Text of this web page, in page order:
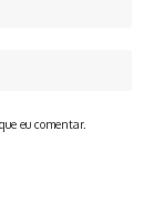
eu comentar.